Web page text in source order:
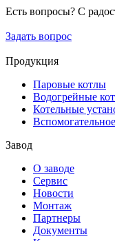
Есть вопросы? С
Задать вопрос
Продукция
Паровые котлы
Водогрейные
Котельные
Завод
О заводе
Сервис
Новости
Монтаж
Партнеры
Документы